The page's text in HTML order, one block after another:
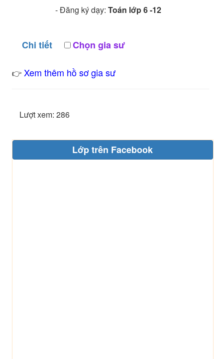
- Đăng ký dạy: Toán lớp 6 -12
Chi tiết Chọn gia sư
👉 Xem thêm hồ sơ gia sư
Lượt xem: 286
Lớp trên Facebook